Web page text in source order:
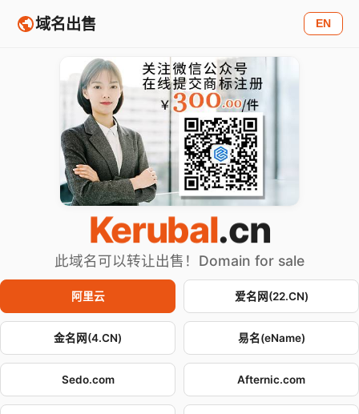
域名出售 EN
Kerubal.cn
此域名可以转让出售！Domain for sale
阿里云 爱名网(22.CN)
金名网(4.CN) 易名(eName)
Sedo.com Afternic.com